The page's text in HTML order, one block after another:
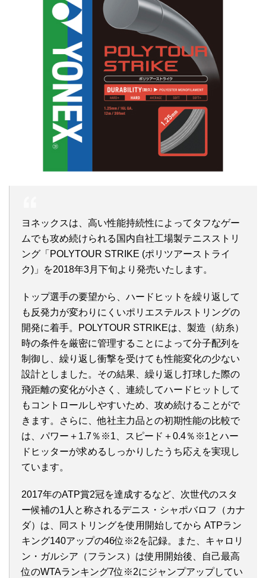
ヨネックスは、高い性能持続性によってタフなゲー
ムでも攻め続けられる国内自社工場製テニスストリ
ング「POLYTOUR STRIKE (ポリツアーストライ
ク)」を2018年3月下旬より発売いたします。
トップ選手の要望から、ハードヒットを繰り返して
も反発力が変わりにくいポリエステルストリングの
開発に着手。POLYTOUR STRIKEは、製造（紡糸）
時の条件を厳密に管理することによって分子配列を
制御し、繰り返し衝撃を受けても性能変化の少ない
設計としました。その結果、繰り返し打球した際の
飛距離の変化が小さく、連続してハードヒットして
もコントロールしやすいため、攻め続けることがで
きます。さらに、他社主力品との初期性能の比較で
は、パワー＋1.7％※1、スピード＋0.4％※1とハー
ドヒッターが求めるしっかりしたうち応えを実現し
ています。
2017年のATP賞2冠を達成するなど、次世代のスタ
ー候補の1人と称されるデニス・シャポバロフ（カナ
ダ）は、同ストリングを使用開始してから ATPラン
キング140アップの46位※2を記録。また、キャロリ
ン・ガルシア（フランス）は使用開始後、自己最高
位のWTAランキング7位※2にジャンプアップしてい